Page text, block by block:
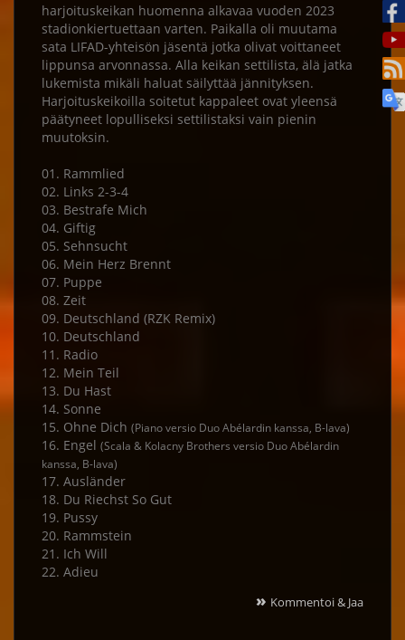
harjoituskeikan huomenna alkavaa vuoden 2023
stadionkiertuettaan varten. Paikalla oli muutama
sata LIFAD-yhteisön jäsentä jotka olivat voittaneet
lippunsa arvonnassa. Alla keikan settilista, älä jatka
lukemista mikäli haluat säilyttää jännityksen.
Harjoituskeikoilla soitetut kappaleet ovat yleensä
päätyneet lopulliseksi settilistaksi vain pienin
muutoksin.
01. Rammlied
02. Links 2-3-4
03. Bestrafe Mich
04. Giftig
05. Sehnsucht
06. Mein Herz Brennt
07. Puppe
08. Zeit
09. Deutschland (RZK Remix)
10. Deutschland
11. Radio
12. Mein Teil
13. Du Hast
14. Sonne
15. Ohne Dich (Piano versio Duo Abélardin kanssa, B-lava)
16. Engel (Scala & Kolacny Brothers versio Duo Abélardin
kanssa, B-lava)
17. Ausländer
18. Du Riechst So Gut
19. Pussy
20. Rammstein
21. Ich Will
22. Adieu
» Kommentoi & Jaa